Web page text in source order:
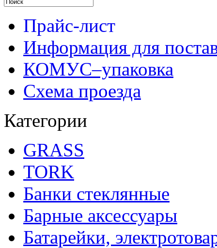
Прайс-лист
Информация для
КОМУС–упаковка
Схема проезда
Категории
GRASS
TORK
Банки стеклянные
Барные аксессуары
Батарейки,